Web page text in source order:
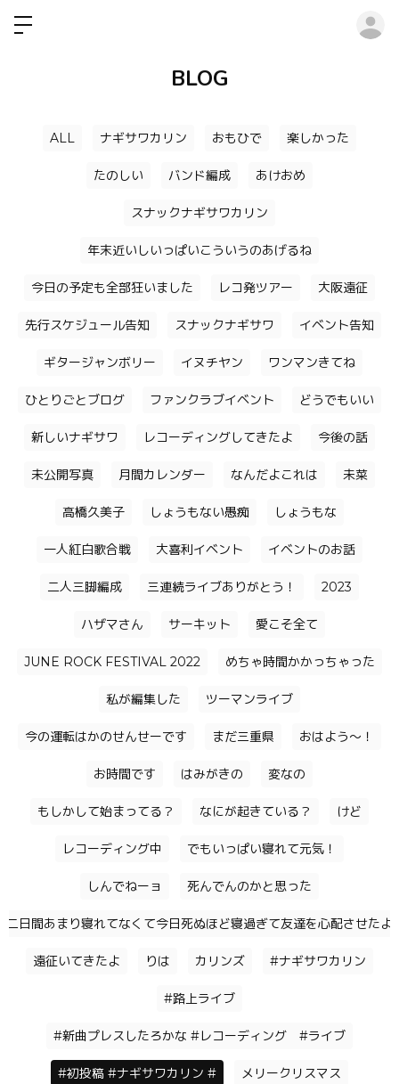
BLOG
ALL ナギサワカリン おもひで 楽しかった
たのしい バンド編成 あけおめ
スナックナギサワカリン
年末近いしいっぱいこういうのあげるね
今日の予定も全部狂いました レコ発ツアー 大阪遠征
先行スケジュール告知 スナックナギサワ イベント告知
ギタージャンボリー イヌチヤン ワンマンきてね
ひとりごとブログ ファンクラブイベント どうでもいい
新しいナギサワ レコーディングしてきたよ 今後の話
未公開写真 月間カレンダー なんだよこれは 未菜
高橋久美子 しょうもない愚痴 しょうもな
一人紅白歌合戦 大喜利イベント イベントのお話
二人三脚編成 三連続ライブありがとう！ 2023
ハザマさん サーキット 愛こそ全て
JUNE ROCK FESTIVAL 2022 めちゃ時間かかっちゃった
私が編集した ツーマンライブ
今の運転はかのせんせーです まだ三重県 おはよう〜！
お時間です はみがきの 変なの
もしかして始まってる？ なにが起きている？ けど
レコーディング中 でもいっぱい寝れて元気！
しんでねーョ 死んでんのかと思った
二日間あまり寝れてなくて今日死ぬほど寝過ぎて友達を心配させたよ
遠征いてきたよ りは カリンズ #ナギサワカリン
#路上ライブ
#新曲プレスしたろかな #レコーディング #ライブ
#初投稿 #ナギサワカリン # メリークリスマス